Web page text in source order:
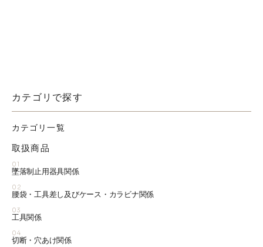
カテゴリで探す
カテゴリ一覧
取扱商品
01
墜落制止用器具関係
02
腰袋・工具差し及びケース・カラビナ関係
03
工具関係
04
切断・穴あけ関係